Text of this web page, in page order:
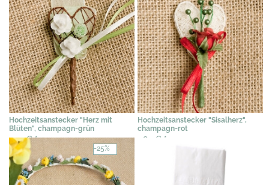
Hochzeitsanstecker "Herz mit
Blüten", champagn-grün
2,31 €*
Hochzeitsanstecker "Sisalherz",
champagn-rot
1,84 € *
-25%